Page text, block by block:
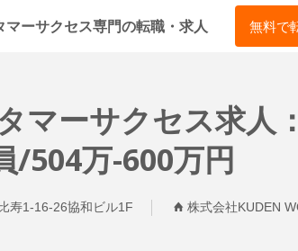
マーサクセス専門の転職・求人 無料で
マーサクセス求
/504万-600万円
寿1-16-26協和ビル1F 株式会社KUDEN